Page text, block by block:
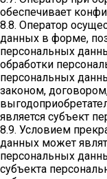
обеспечивает
8.8. Оператор
данных в форме,
персональных
обработки
персональных
законом,
является субъект
8.9. Условием
данных может
персональных
субъекта